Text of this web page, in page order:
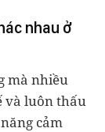
nhau ở
mà nhiều
và luôn thấu
cảm